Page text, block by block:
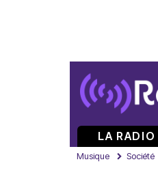
LA RADIO
Musique Société